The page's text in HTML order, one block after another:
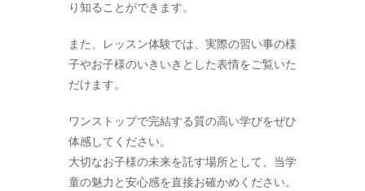
り知ることができます。
また、レッスン体験では、実際の習い事の様
子やお子様のいきいきとした表情をご覧いた
だけます。
ワンストップで完結する質の高い学びをぜひ
体感してください。
大切なお子様の未来を託す場所として、当学
童の魅力と安心感を直接お確かめください。